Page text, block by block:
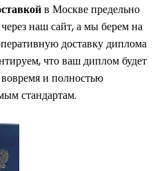
в Москве предельно
наш сайт, а мы берем на
доставку диплома
что ваш диплом будет
вовремя и полностью
стандартам.